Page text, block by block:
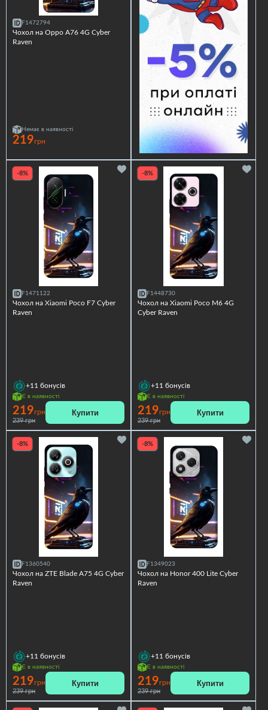
F1472794
Чохол на Oppo A76 4G Cyber
Raven
Немає в наявності
219грн
-8%
F1471122
Чохол на Xiaomi Poco F7 Cyber
Raven
+11 бонусів
Є в наявності
219грн
239 грн
Купити
-8%
F1448730
Чохол на Xiaomi Poco M6 4G
Cyber Raven
+11 бонусів
Є в наявності
219грн
239 грн
Купити
-8%
F1360540
Чохол на ZTE Blade A75 4G Cyber
Raven
+11 бонусів
Є в наявності
219грн
239 грн
Купити
-8%
F1349023
Чохол на Honor 400 Lite Cyber
Raven
+11 бонусів
Є в наявності
219грн
239 грн
Купити